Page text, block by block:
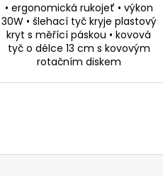
• ergonomická rukojeť • výkon
30W • šlehací tyč kryje plastový
kryt s měřící páskou • kovová
tyč o délce 13 cm s kovovým
rotačním diskem